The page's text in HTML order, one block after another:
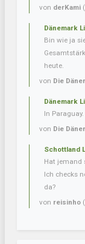
von derKami
Dänemark
Bin wie ja
heute.
von Die
Dänemark
In Paraguay.
von Die
Schottland
Hat jemand
Ich checks
da?
von reisinho